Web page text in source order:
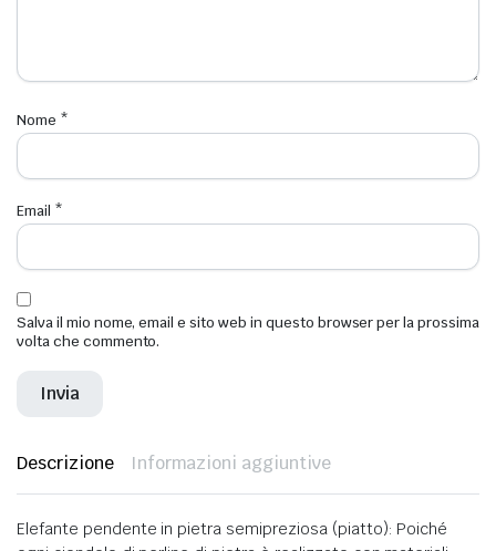
Nome *
Email *
Salva il mio nome, email e sito web in questo browser per la prossima
volta che commento.
Descrizione Informazioni aggiuntive
Elefante pendente in pietra semipreziosa (piatto): Poiché